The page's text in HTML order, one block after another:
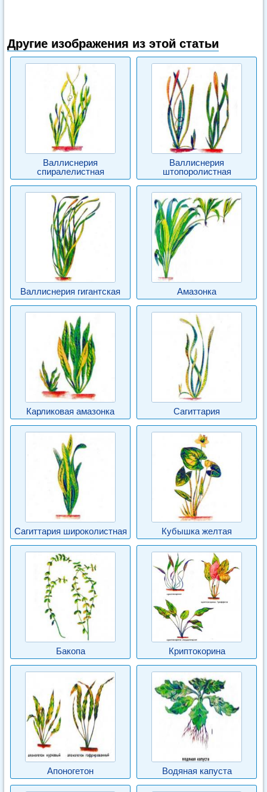
Другие изображения из этой статьи
Валлиснерия
спиралелистная
Валлиснерия
штопоролистная
Валлиснерия гигантская Амазонка
Карликовая амазонка Сагиттария
Сагиттария широколистная Кубышка желтая
Бакопа Криптокорина
Апоногетон Водяная капуста